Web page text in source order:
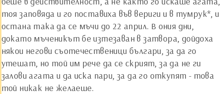
тоя заповяда и го поставиха във вериги и в тумрук*, и
остана така да се мъчи до 22 април. В ония дни,
докато мъченикът бе изтезаван в затвора, дойдоха
някои негови съотечественици българи, за да го
утешат, но той им рече да се скрият, за да не ги
залови агата и да иска пари, за да го откупят - това
той никак не желаеше.